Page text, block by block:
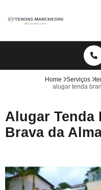
Home Serviços
alugar tenda
Alugar Tenda
Brava da